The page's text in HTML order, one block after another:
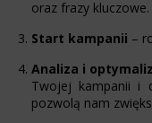
oraz frazy kluczowe.
Start kampanii –
Analiza i
Twojej kampanii i
pozwolą nam